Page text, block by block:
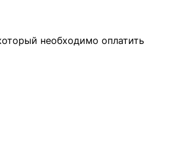
необходимо оплатить